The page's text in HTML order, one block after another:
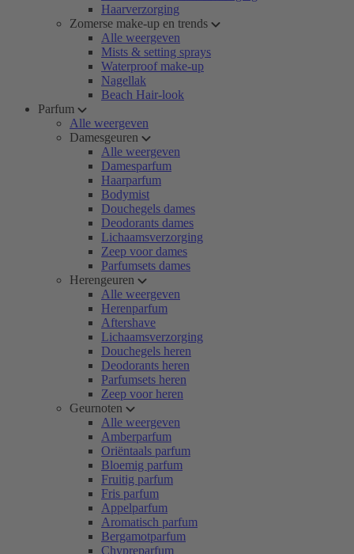
Haarverzorging
Zomerse make-up en trends
Alle weergeven
Mists & setting sprays
Waterproof make-up
Nagellak
Beach Hair-look
Parfum
Alle weergeven
Damesgeuren
Alle weergeven
Damesparfum
Haarparfum
Bodymist
Douchegels dames
Deodorants dames
Lichaamsverzorging
Zeep voor dames
Parfumsets dames
Herengeuren
Alle weergeven
Herenparfum
Aftershave
Lichaamsverzorging
Douchegels heren
Deodorants heren
Parfumsets heren
Zeep voor heren
Geurnoten
Alle weergeven
Amberparfum
Oriëntaals parfum
Bloemig parfum
Fruitig parfum
Fris parfum
Appelparfum
Aromatisch parfum
Bergamotparfum
Chypreparfum